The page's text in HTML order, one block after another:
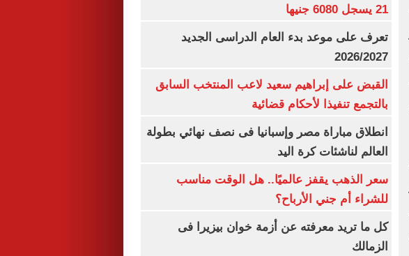
21 يسجل 6080 جنيها
تعرف على موعد بدء العام الدراسى الجديد
2026/2027
القبض على إبراهيم سعيد لاعب المنتخب السابق
بالتجمع تنفيذا لأحكام قضائية
انطلاق مباراة مصر وإسبانيا فى نصف نهائي بطولة
العالم لناشئات كرة اليد
سعر الذهب يقفز عالميًا.. هل الوقت مناسب
للشراء أم جني الأرباح؟
كل ما تريد معرفته عن أزمة خوان بيزيرا فى
الزمالك